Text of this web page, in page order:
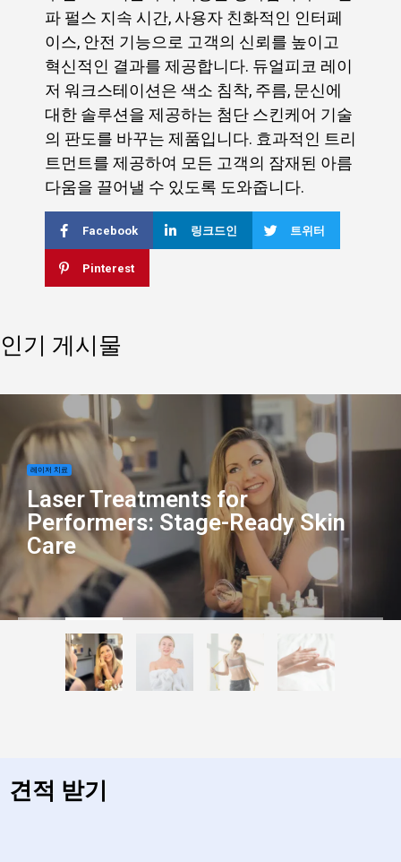
파 펄스 지속 시간, 사용자 친화적인 인터페
이스, 안전 기능으로 고객의 신뢰를 높이고
혁신적인 결과를 제공합니다. 듀얼피코 레이
저 워크스테이션은 색소 침착, 주름, 문신에
대한 솔루션을 제공하는 첨단 스킨케어 기술
의 판도를 바꾸는 제품입니다. 효과적인 트리
트먼트를 제공하여 모든 고객의 잠재된 아름
다움을 끌어낼 수 있도록 도와줍니다.
Facebook 링크드인 트위터
Pinterest
인기 게시물
레이저 치료
Laser Treatments for
Performers: Stage-Ready Skin
Care
견적 받기